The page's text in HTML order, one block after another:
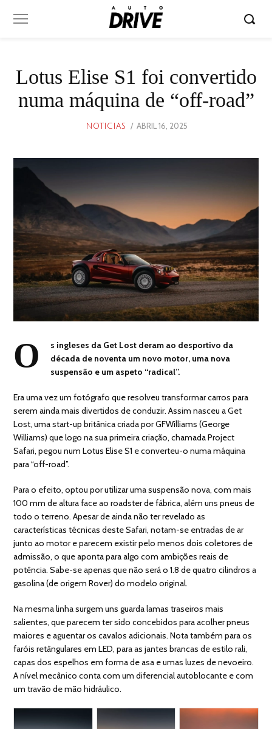
Lotus Elise S1 foi convertido
numa máquina de “off-road”
NOTICIAS
POSTED
ABRIL 16, 2025
O
s ingleses da Get Lost deram ao desportivo da
década de noventa um novo motor, uma nova
suspensão e um aspeto “radical”.
Era uma vez um fotógrafo que resolveu transformar carros para
serem ainda mais divertidos de conduzir. Assim nasceu a Get
Lost, uma start-up britânica criada por GFWilliams (George
Williams) que logo na sua primeira criação, chamada Project
Safari, pegou num Lotus Elise S1 e converteu-o numa máquina
para “off-road”.
Para o efeito, optou por utilizar uma suspensão nova, com mais
100 mm de altura face ao roadster de fábrica, além uns pneus de
todo o terreno. Apesar de ainda não ter revelado as
características técnicas deste Safari, notam-se entradas de ar
junto ao motor e parecem existir pelo menos dois coletores de
admissão, o que aponta para algo com ambições reais de
potência. Sabe-se apenas que não será o 1.8 de quatro cilindros a
gasolina (de origem Rover) do modelo original.
Na mesma linha surgem uns guarda lamas traseiros mais
salientes, que parecem ter sido concebidos para acolher pneus
maiores e aguentar os cavalos adicionais. Nota também para os
faróis retângulares em LED, para as jantes brancas de estilo rali,
capas dos espelhos em forma de asa e umas luzes de nevoeiro.
A nível mecânico conta com um diferencial autoblocante e com
um travão de mão hidráulico.